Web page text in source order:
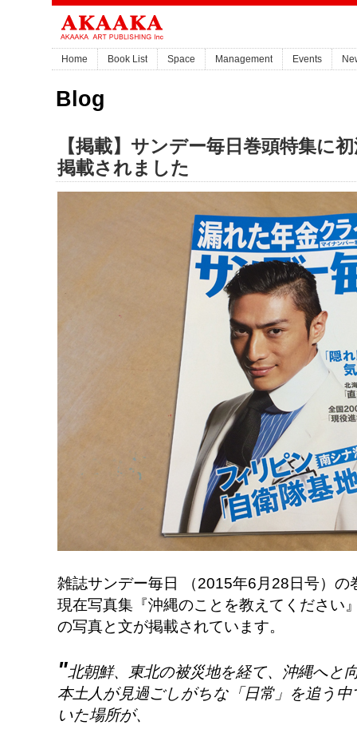
Home Book List Space Management Events
Blog
【掲載】サンデー毎日巻頭特集に
掲載されました
雑誌サンデー毎日 （2015年6月28日号）
現在写真集『沖縄のことを教えてください
の写真と文が掲載されています。
"北朝鮮、東北の被災地を経て、沖縄へ
本土人が見過ごしがちな「日常」を追う
いた場所が、